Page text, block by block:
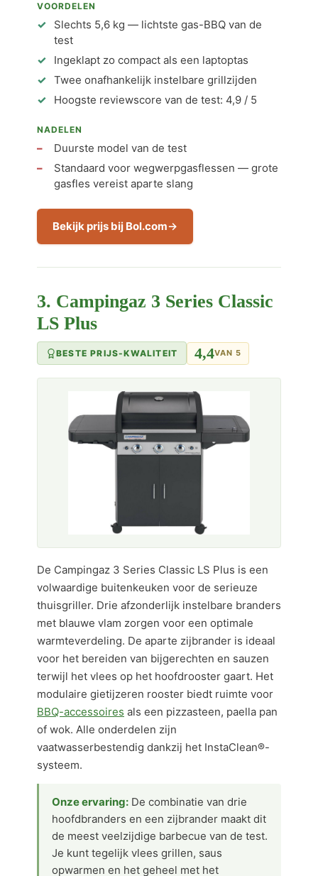
VOORDELEN
Slechts 5,6 kg — lichtste gas-BBQ van de
test
Ingeklapt zo compact als een laptoptas
Twee onafhankelijk instelbare grillzijden
Hoogste reviewscore van de test: 4,9 / 5
NADELEN
Duurste model van de test
Standaard voor wegwerpgasflessen — grote
gasfles vereist aparte slang
Bekijk prijs bij Bol.com
3. Campingaz 3 Series Classic
LS Plus
BESTE PRIJS-KWALITEIT 4,4VAN 5
De Campingaz 3 Series Classic LS Plus is een
volwaardige buitenkeuken voor de serieuze
thuisgriller. Drie afzonderlijk instelbare branders
met blauwe vlam zorgen voor een optimale
warmteverdeling. De aparte zijbrander is ideaal
voor het bereiden van bijgerechten en sauzen
terwijl het vlees op het hoofdrooster gaart. Het
modulaire gietijzeren rooster biedt ruimte voor
BBQ-accessoires als een pizzasteen, paella pan
of wok. Alle onderdelen zijn
vaatwasserbestendig dankzij het InstaClean®-
systeem.
Onze ervaring: De combinatie van drie
hoofdbranders en een zijbrander maakt dit
de meest veelzijdige barbecue van de test.
Je kunt tegelijk vlees grillen, saus
opwarmen en het geheel met het